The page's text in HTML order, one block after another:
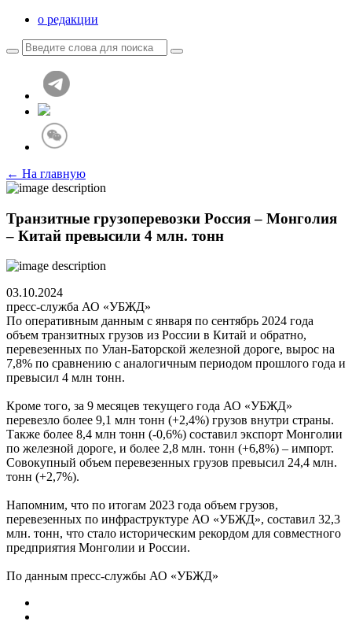
о редакции
← На главную
Транзитные грузоперевозки Россия – Монголия
– Китай превысили 4 млн. тонн
03.10.2024
пресс-служба АО «УБЖД»
По оперативным данным с января по сентябрь 2024 года
объем транзитных грузов из России в Китай и обратно,
перевезенных по Улан-Баторской железной дороге, вырос на
7,8% по сравнению с аналогичным периодом прошлого года и
превысил 4 млн тонн.
Кроме того, за 9 месяцев текущего года АО «УБЖД»
перевезло более 9,1 млн тонн (+2,4%) грузов внутри страны.
Также более 8,4 млн тонн (-0,6%) составил экспорт Монголии
по железной дороге, и более 2,8 млн. тонн (+6,8%) – импорт.
Совокупный объем перевезенных грузов превысил 24,4 млн.
тонн (+2,7%).
Напомним, что по итогам 2023 года объем грузов,
перевезенных по инфраструктуре АО «УБЖД», составил 32,3
млн. тонн, что стало историческим рекордом для совместного
предприятия Монголии и России.
По данным пресс-службы АО «УБЖД»